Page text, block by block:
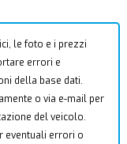
le foto e i prezzi
errori e
della base dati.
o via e-mail per
del veicolo.
eventuali errori o